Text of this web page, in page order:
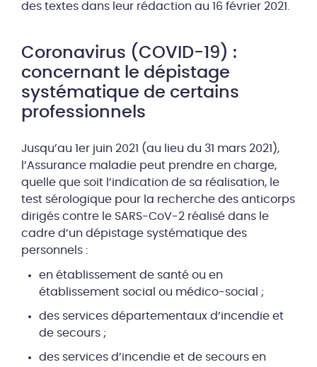
des textes dans leur rédaction au 16 février 2021.
Coronavirus (COVID-19) :
concernant le dépistage
systématique de certains
professionnels
Jusqu’au 1er juin 2021 (au lieu du 31 mars 2021),
l’Assurance maladie peut prendre en charge,
quelle que soit l’indication de sa réalisation, le
test sérologique pour la recherche des anticorps
dirigés contre le SARS-CoV-2 réalisé dans le
cadre d’un dépistage systématique des
personnels :
en établissement de santé ou en
établissement social ou médico-social ;
des services départementaux d’incendie et
de secours ;
des services d’incendie et de secours en